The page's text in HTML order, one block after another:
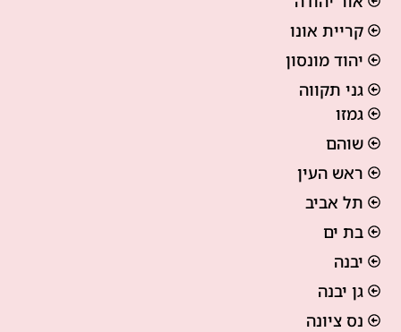
קריית אונו
יהוד מונסון
גני תקווה
גמזו
שוהם
ראש העין
תל אביב
בת ים
יבנה
גן יבנה
נס ציונה